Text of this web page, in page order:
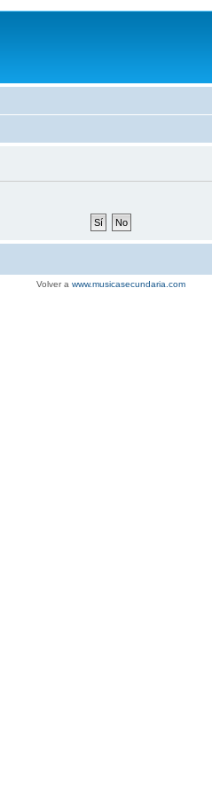
Volver a www.musicasecundaria.com